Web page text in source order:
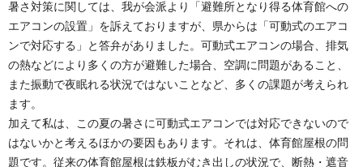
暑さ対策に関しては、我が会派より「避難所となり得る体育館への
エアコンの設置」を訴えておりますが、県からは「可動式のエアコ
ンで対応する」と答弁がありました。可動式エアコンの場合、排気
の熱などにより多くの方が避難した場合、空調に問題があること、
また振動で夜眠れる状況ではないことなど、多くの課題が考えられ
ます。
加えて私は、この夏の暑さに可動式エアコンでは対応できないので
はないかと考えるほかの要因もあります。それは、体育館屋根の問
題です。従来の体育館屋根は鉄板がむき出しの状況で、断熱・遮音